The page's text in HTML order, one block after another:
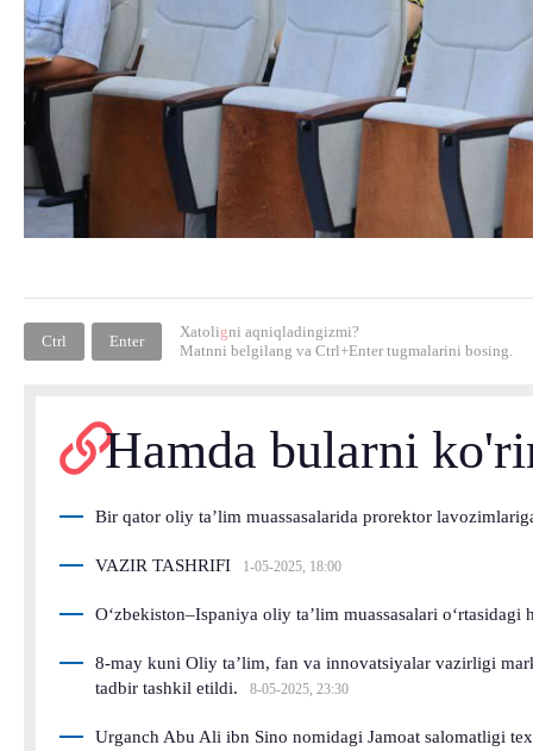
Ctrl Enter
Xatoligni aqniqladingizmi?
Matnni belgilang va Ctrl+Enter tugmalarini bosing.
Hamda bularni
Bir qator oliy ta’lim muassasalarida prorektor
VAZIR TASHRIFI 1-05-2025, 18:00
O‘zbekiston–Ispaniya oliy ta’lim muassasalari
8-may kuni Oliy taʼlim, fan va innovatsiyalar vazirligi
tadbir tashkil etildi.
8-05-2025, 23:30
Urganch Abu Ali ibn Sino nomidagi Jamoat salomatligi